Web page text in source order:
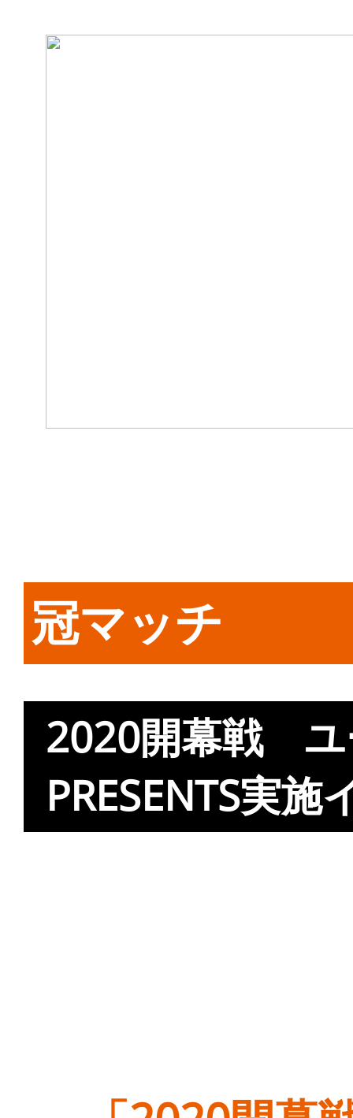
冠マッチ
2020開幕戦 ユ
PRESENTS実施